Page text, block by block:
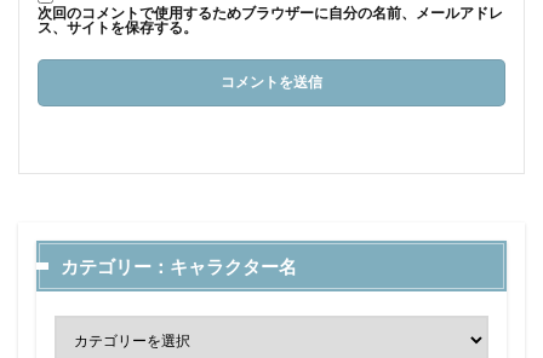
次回のコメントで使用するためブラウザーに自分の名前、メールアドレ
ス、サイトを保存する。
カテゴリー：キャラクター名